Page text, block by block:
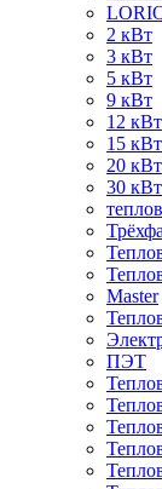
2 кВт
3 кВт
5 кВт
9 кВт
12 кВт
15 кВт
20 кВт
30 кВт
Master
ПЭТ